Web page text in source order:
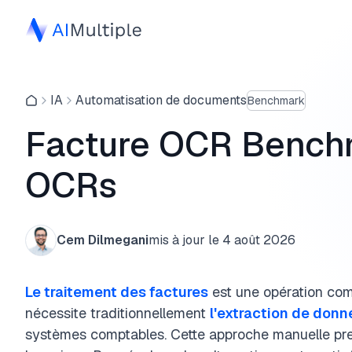
IA Automatisation de documentsBenchmark
Facture OCR
OCRs
Cem Dilmeganimis à jour le 4 août 2026
Le traitement des factures est une opération
nécessite traditionnellement l'extraction de
systèmes comptables. Cette approche manuelle